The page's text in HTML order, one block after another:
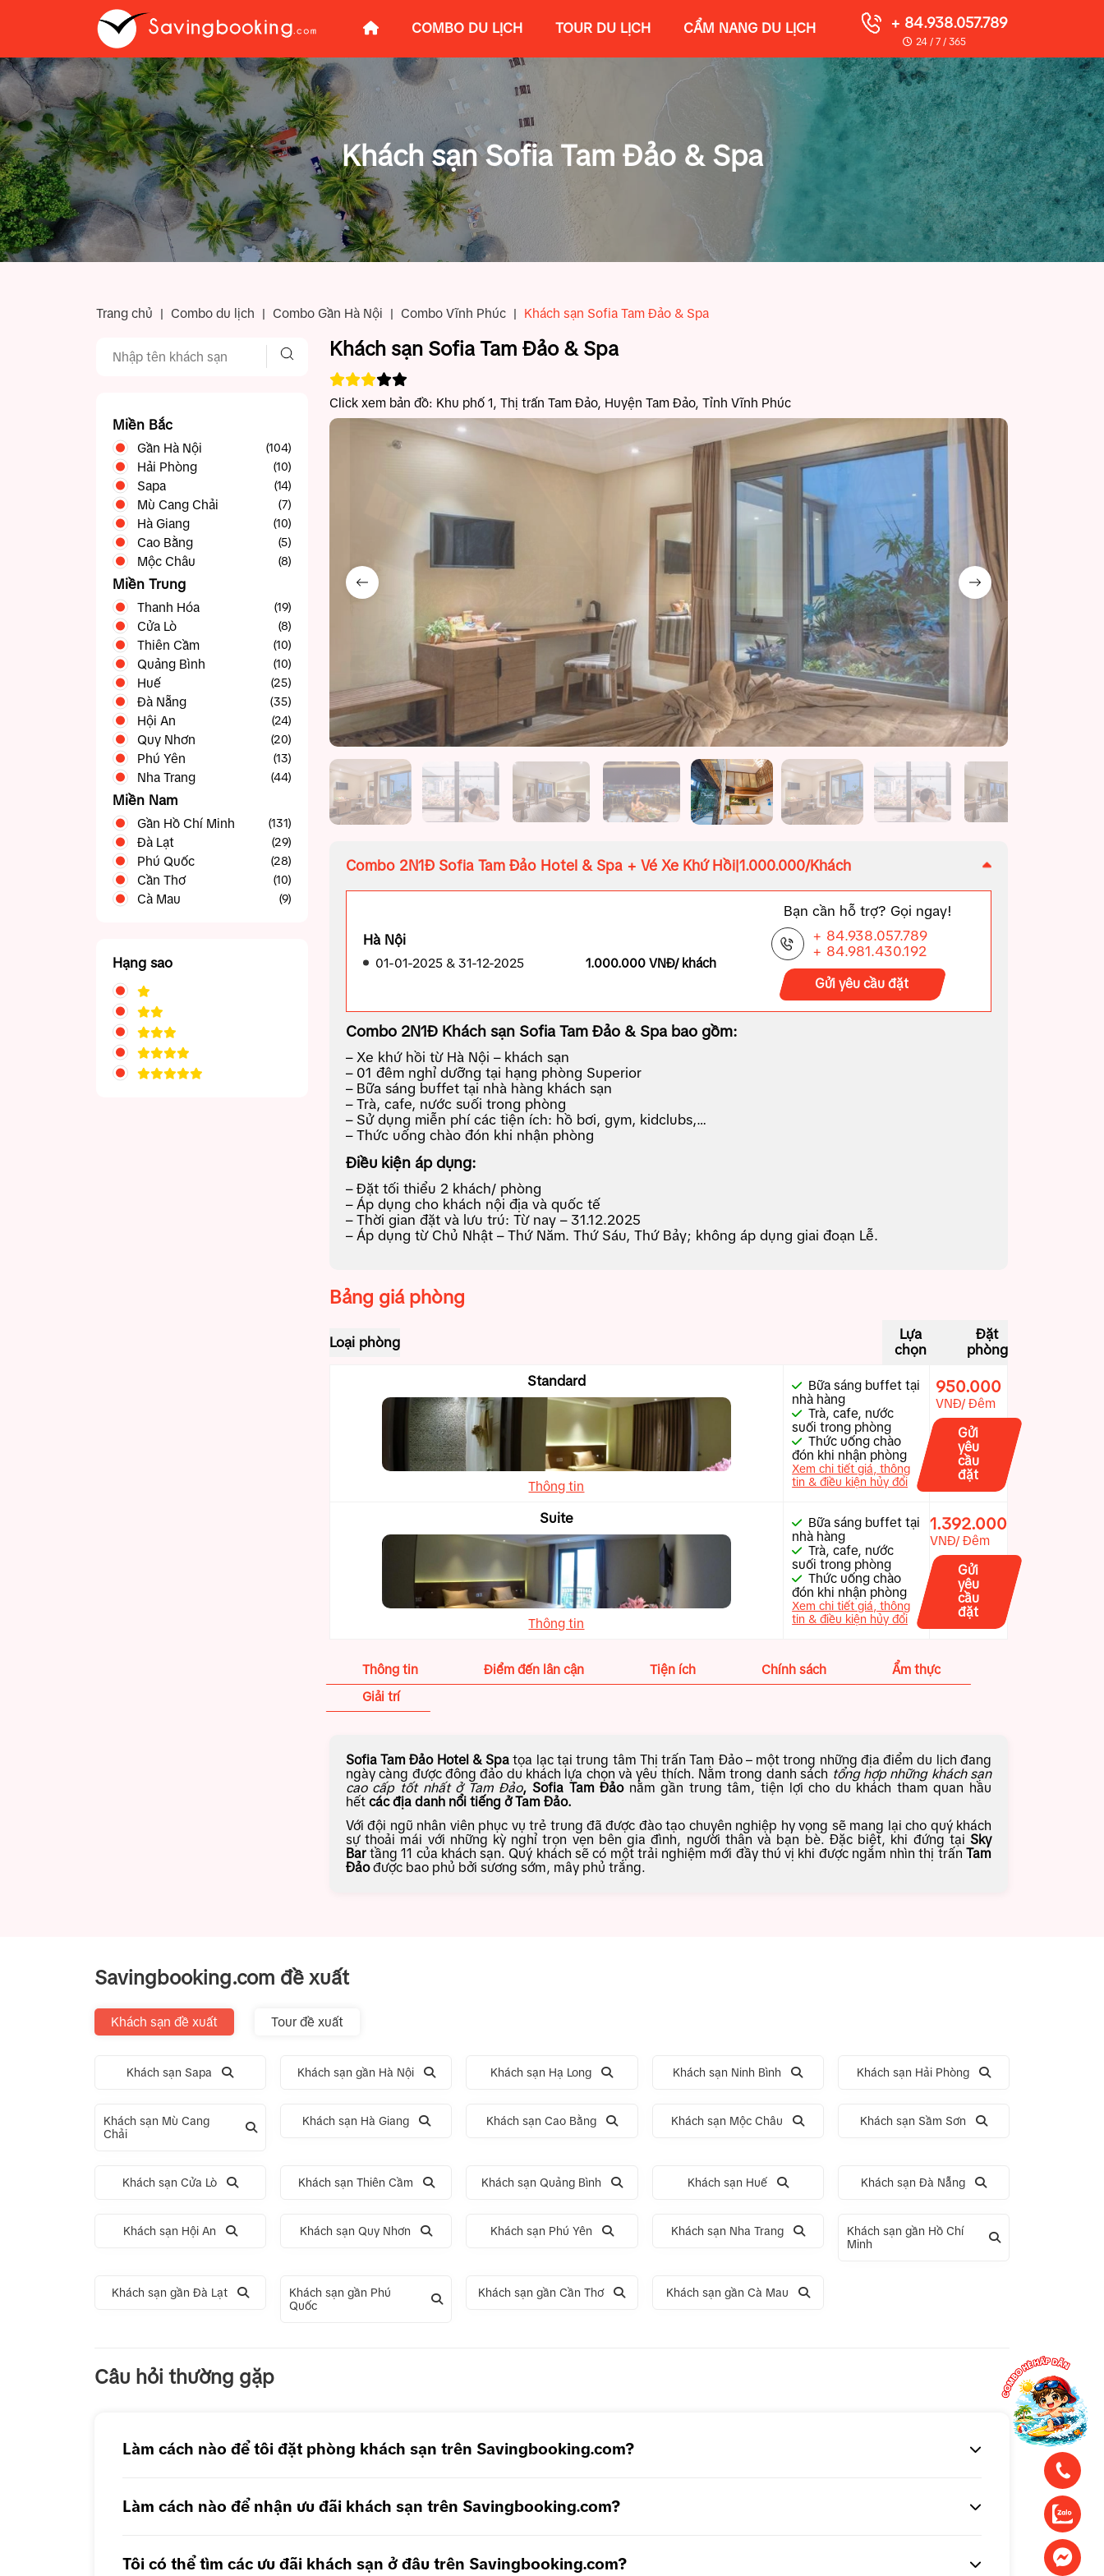
COMBO DU LỊCH TOUR DU LỊCH CẨM NANG DU LỊCH + 84.938.057.789
24 / 7 / 365
Khách sạn Sofia Tam Đảo & Spa
Trang chủ | Combo du lịch | Combo Gần Hà Nội | Combo Vĩnh Phúc | Khách sạn Sofia Tam Đảo & Spa
Miền Bắc
Gần Hà Nội (104)
Ba Vì (5)
Bắc Ninh (5)
Chương Mỹ (4)
Gia Lâm (3)
Hạ Long (23)
Hòa Bình (11)
Ninh Bình
Sóc Sơn
Sơn Tây
Thạch Thất
Vĩnh Phúc
Hải Phòng (10)
Sapa (14)
Mù Cang Chải (7)
Hà Giang (10)
Cao Bằng (5)
Mộc Châu (8)
Miền Trung
Thanh Hóa (19)
Cửa Lò (8)
Thiên Cầm (10)
Quảng Bình (10)
Huế (25)
Đà Nẵng (35)
Hội An (24)
Quy Nhơn (20)
Phú Yên (13)
Nha Trang (44)
Miền Nam
Gần Hồ Chí Minh (131)
Phan Thiết Mũi Né (42)
Tây Ninh (5)
Vũng Tàu (39)
Đà Lạt (29)
Phú Quốc (28)
Cần Thơ (10)
Cà Mau (9)
Hạng sao
Khách sạn Sofia Tam Đảo & Spa
Click xem bản đồ: Khu phố 1, Thị trấn Tam Đảo, Huyện Tam Đảo, Tỉnh Vĩnh Phúc
Combo 2N1Đ Sofia Tam Đảo Hotel & Spa + Vé Xe Khứ Hồi|1.000.000/Khách
Hà Nội
01-01-2025 & 31-12-2025 1.000.000 VNĐ/ khách
Bạn cần hỗ trợ? Gọi ngay!
+ 84.938.057.789
+ 84.981.430.192
Gửi yêu cầu đặt
Combo 2N1Đ Khách sạn Sofia Tam Đảo & Spa bao gồm:
– Xe khứ hồi từ Hà Nội – khách sạn
– 01 đêm nghỉ dưỡng tại hạng phòng Superior
– Bữa sáng buffet tại nhà hàng khách sạn
– Trà, cafe, nước suối trong phòng
– Sử dụng miễn phí các tiện ích: hồ bơi, gym, kidclubs,…
– Thức uống chào đón khi nhận phòng
Điều kiện áp dụng:
– Đặt tối thiểu 2 khách/ phòng
– Áp dụng cho khách nội địa và quốc tế
– Thời gian đặt và lưu trú: Từ nay – 31.12.2025
– Áp dụng từ Chủ Nhật – Thứ Năm. Thứ Sáu, Thứ Bảy; không áp dụng giai đoạn Lễ.
Bảng giá phòng
Loại phòng
Lựa
chọn
Đặt
phòng
Standard
Thông tin
Bữa sáng buffet tại
nhà hàng
Trà, cafe, nước
suối trong phòng
Thức uống chào
đón khi nhận phòng
Xem chi tiết giá, thông
tin & điều kiện hủy đổi
950.000
VNĐ/ Đêm
Gửi
yêu
cầu
đặt
Suite
Thông tin
Bữa sáng buffet tại
nhà hàng
Trà, cafe, nước
suối trong phòng
Thức uống chào
đón khi nhận phòng
Xem chi tiết giá, thông
tin & điều kiện hủy đổi
1.392.000
VNĐ/ Đêm
Gửi
yêu
cầu
đặt
Thông tin Điểm đến lân cận Tiện ích Chính sách
Ẩm thực
Giải trí
Sofia Tam Đảo Hotel & Spa tọa lạc tại trung tâm Thị trấn Tam Đảo – một trong những địa điểm du lịch đang
ngày càng được đông đảo du khách lựa chọn và yêu thích. Nằm trong danh sách tổng hợp những khách sạn
cao cấp tốt nhất ở Tam Đảo, Sofia Tam Đảonằm gần trung tâm, tiện lợi cho du khách tham quan hầu
hết các địa danh nổi tiếng ở Tam Đảo.
Với đội ngũ nhân viên phục vụ trẻ trung đã được đào tạo chuyên nghiệp hy vọng sẽ mang lại cho quý khách
sự thoải mái với những kỳ nghỉ trọn vẹn bên gia đình, người thân và bạn bè. Đặc biệt, khi đứng tại Sky
Bartầng 11 của khách sạn. Quý khách sẽ có một trải nghiệm mới đầy thú vị khi được ngắm nhìn thị trấn Tam
Đảođược bao phủ bởi sương sớm, mây phủ trắng.
Savingbooking.com đề xuất
Khách sạn đề xuất Tour đề xuất
Khách sạn Sapa Khách sạn gần Hà Nội Khách sạn Hạ Long Khách sạn Ninh Bình Khách sạn Hải Phòng
Khách sạn Mù Cang
Chải
Khách sạn Hà Giang Khách sạn Cao Bằng Khách sạn Mộc Châu Khách sạn Sầm Sơn
Khách sạn Cửa Lò Khách sạn Thiên Cầm Khách sạn Quảng Bình Khách sạn Huế Khách sạn Đà Nẵng
Khách sạn Hội An Khách sạn Quy Nhơn Khách sạn Phú Yên Khách sạn Nha Trang
Khách sạn gần Hồ Chí
Minh
Khách sạn gần Đà Lạt
Khách sạn gần Phú
Quốc
Khách sạn gần Cần Thơ Khách sạn gần Cà Mau
Câu hỏi thường gặp
Làm cách nào để tôi đặt phòng khách sạn trên Savingbooking.com?
Làm cách nào để nhận ưu đãi khách sạn trên Savingbooking.com?
Tôi có thể tìm các ưu đãi khách sạn ở đâu trên Savingbooking.com?